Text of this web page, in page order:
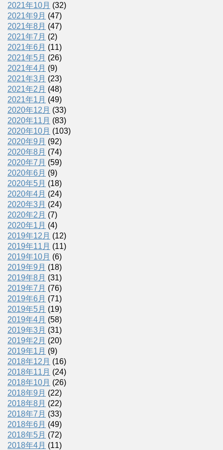
2021年10月 (32)
2021年9月 (47)
2021年8月 (47)
2021年7月 (2)
2021年6月 (11)
2021年5月 (26)
2021年4月 (9)
2021年3月 (23)
2021年2月 (48)
2021年1月 (49)
2020年12月 (33)
2020年11月 (83)
2020年10月 (103)
2020年9月 (92)
2020年8月 (74)
2020年7月 (59)
2020年6月 (9)
2020年5月 (18)
2020年4月 (24)
2020年3月 (24)
2020年2月 (7)
2020年1月 (4)
2019年12月 (12)
2019年11月 (11)
2019年10月 (6)
2019年9月 (18)
2019年8月 (31)
2019年7月 (76)
2019年6月 (71)
2019年5月 (19)
2019年4月 (58)
2019年3月 (31)
2019年2月 (20)
2019年1月 (9)
2018年12月 (16)
2018年11月 (24)
2018年10月 (26)
2018年9月 (22)
2018年8月 (22)
2018年7月 (33)
2018年6月 (49)
2018年5月 (72)
2018年4月 (11)